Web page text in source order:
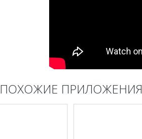
ПОХОЖИЕ ПРИЛОЖЕНИЯ